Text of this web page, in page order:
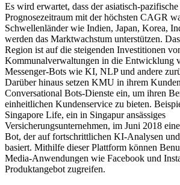
Es wird erwartet, dass der asiatisch-
Prognosezeitraum mit der höchsten CAGR
Schwellenländer wie Indien, Japan, Korea,
werden das Marktwachstum unterstützen.
Region ist auf die steigenden Investitionen
Kommunalverwaltungen in die Entwicklung
Messenger-Bots wie KI, NLP und andere
Darüber hinaus setzen KMU in ihrem
Conversational Bots-Dienste ein, um ihren
einheitlichen Kundenservice zu bieten.
Singapore Life, ein in Singapur ansässiges
Versicherungsunternehmen, im Juni 2018
Bot, der auf fortschrittlichen KI-Analysen
basiert. Mithilfe dieser Plattform können
Media-Anwendungen wie Facebook und
Produktangebot zugreifen.